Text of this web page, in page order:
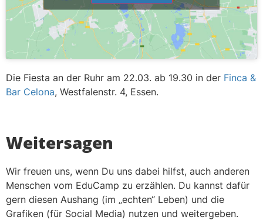
Die Fiesta an der Ruhr am 22.03. ab 19.30 in der Finca &
Bar Celona, Westfalenstr. 4, Essen.
Weitersagen
Wir freuen uns, wenn Du uns dabei hilfst, auch anderen
Menschen vom EduCamp zu erzählen. Du kannst dafür
gern diesen Aushang (im „echten“ Leben) und die
Grafiken (für Social Media) nutzen und weitergeben.